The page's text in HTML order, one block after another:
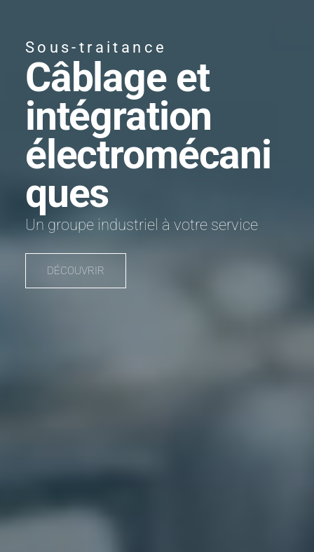
Sous-traitance
Câblage et
intégration
électromécani
ques
Un groupe industriel à votre service
DÉCOUVRIR